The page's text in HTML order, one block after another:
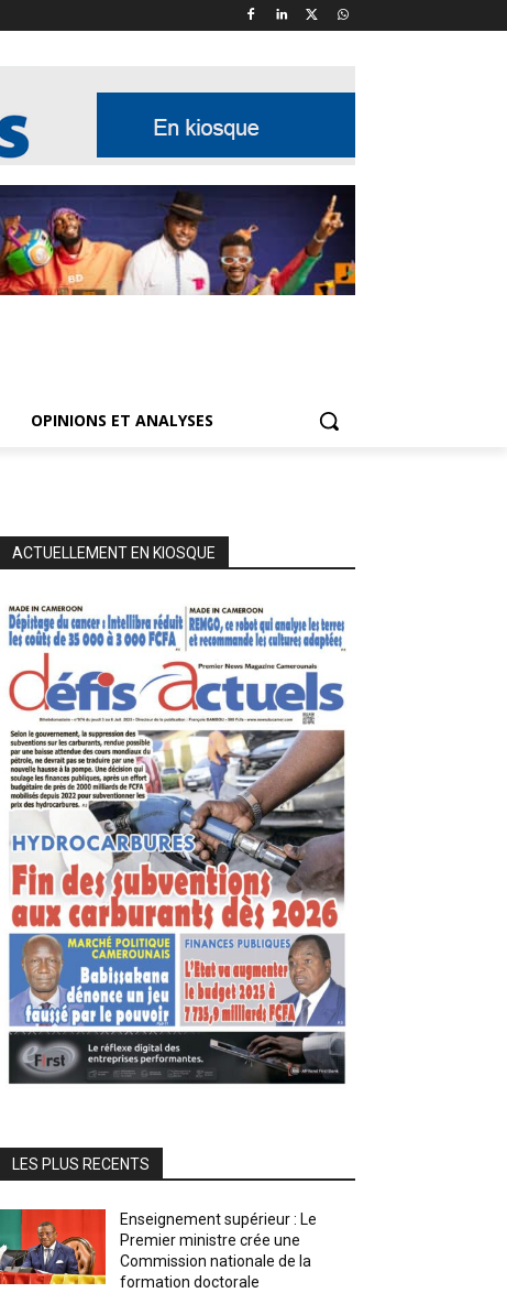
OPINIONS ET ANALYSES
ACTUELLEMENT EN KIOSQUE
LES PLUS RECENTS
Enseignement supérieur : Le
Premier ministre crée une
Commission nationale de la
formation doctorale